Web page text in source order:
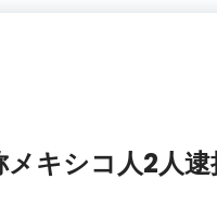
キシコ人2人